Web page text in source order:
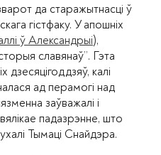
да старажытнасці ў
гістфаку. У апошніх
ў Александрыі),
славянаў”. Гэта
калі
ад перамогі над
заўважалі і
падазрэнне, што
Тымаці Снайдэра.